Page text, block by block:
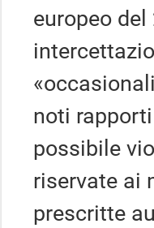
europeo
noti
possibile
riservate ai
prescritte